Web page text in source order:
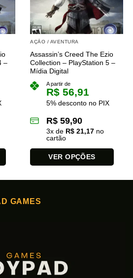
–
AÇÃO / AVENTURA
Assassin’s Creed The Ezio
Collection – PlayStation 5 –
Mídia Digital
A partir de
R$ 56,91
5% desconto no PIX
R$ 59,90
3x de R$ 21,17 no
cartão
VER OPÇÕES
produto
várias
ser
escolhidas
na
GAMES